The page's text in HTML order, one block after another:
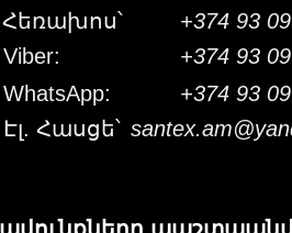
Հեռախոս՝
+374 93
Viber:
+374 93
WhatsApp:
+374 93
Էլ. Հասցե՝